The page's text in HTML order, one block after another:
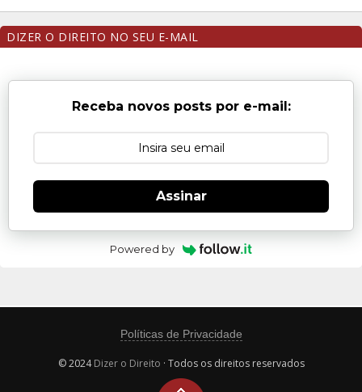
DIZER O DIREITO NO SEU E-MAIL
Receba novos posts por e-mail:
Assinar
Powered by
Políticas de Privacidade
© 2024Dizer o Direito · Todos os direitos reservados